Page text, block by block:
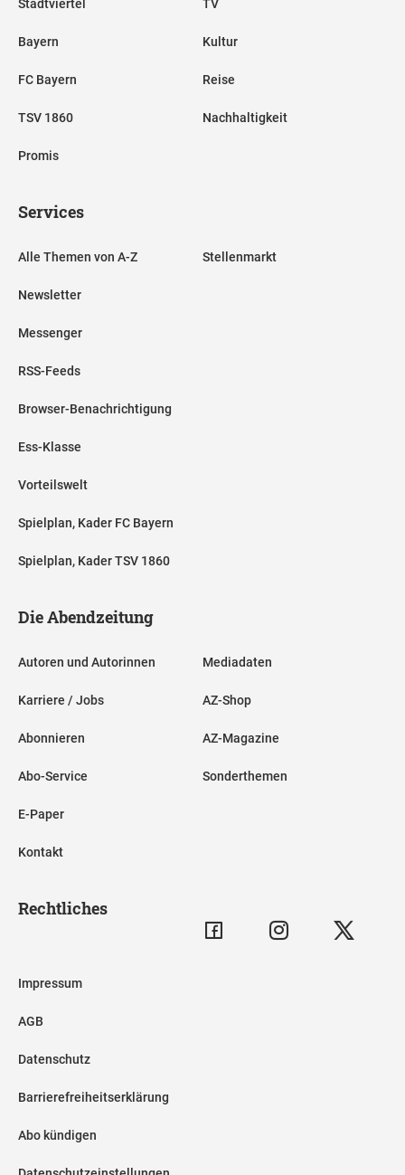
Stadtviertel
Bayern
FC Bayern
TSV 1860
Promis
TV
Kultur
Reise
Nachhaltigkeit
Services
Alle Themen von A-Z
Newsletter
Messenger
RSS-Feeds
Browser-Benachrichtigung
Ess-Klasse
Vorteilswelt
Spielplan, Kader FC Bayern
Spielplan, Kader TSV 1860
Stellenmarkt
Die Abendzeitung
Autoren und Autorinnen
Karriere / Jobs
Abonnieren
Abo-Service
E-Paper
Kontakt
Mediadaten
AZ-Shop
AZ-Magazine
Sonderthemen
Rechtliches
Impressum
AGB
Datenschutz
Barrierefreiheitserklärung
Abo kündigen